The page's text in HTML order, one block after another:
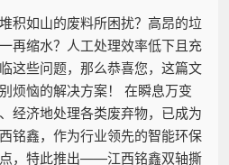
积如山的废料所困扰？高昂的垃
再缩水？人工处理效率低下且充
这些问题，那么恭喜您，这篇文
烦恼的解决方案！ 在瞬息万变
经济地处理各类废弃物，已成为
铭鑫，作为行业领先的智能环保
，特此推出——江西铭鑫双轴撕